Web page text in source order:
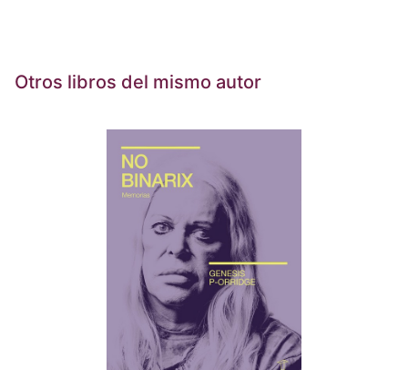
Otros libros del mismo autor